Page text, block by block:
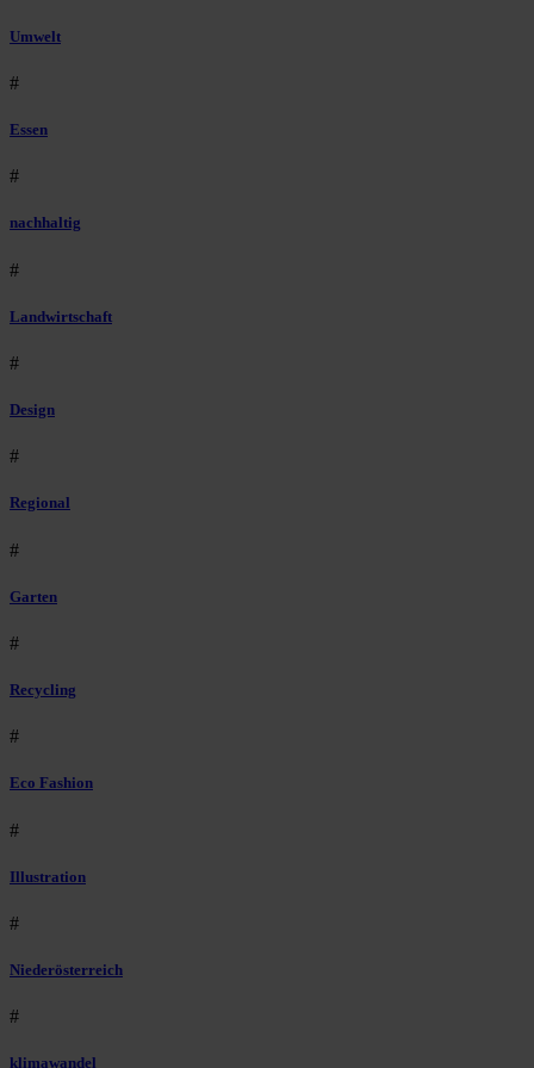
Umwelt
#
Essen
#
nachhaltig
#
Landwirtschaft
#
Design
#
Regional
#
Garten
#
Recycling
#
Eco Fashion
#
Illustration
#
Niederösterreich
#
klimawandel